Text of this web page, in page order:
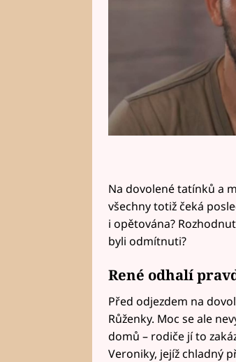
Na dovolené tatínků a
všechny totiž čeká
i opětována?
byli odmítnuti?
René odhalí
Před odjezdem na
Růženky. Moc se ale
domů – rodiče jí to
Veroniky, jejíž chladný